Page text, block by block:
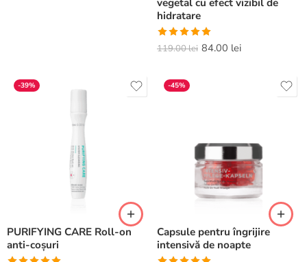
vegetal cu efect vizibil de
hidratare
Evaluat la
119.00lei 84.00 lei
-39%
PURIFYING CARE Roll-on
anti-coșuri
-45%
Capsule pentru îngrijire
intensivă de noapte